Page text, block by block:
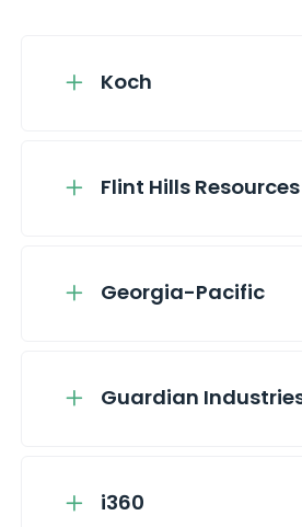
Koch
Flint Hills Resources
Georgia-Pacific
Guardian
i360